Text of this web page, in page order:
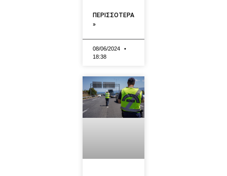
ΠΕΡΙΣΣΟΤΕΡΑ
»
08/06/2024
18:38